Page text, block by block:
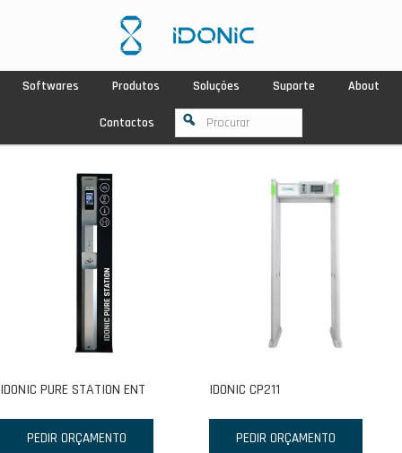
Softwares Produtos Soluções Suporte About
Contactos
IDONIC PURE STATION ENT
PEDIR ORÇAMENTO
IDONIC CP211
PEDIR ORÇAMENTO